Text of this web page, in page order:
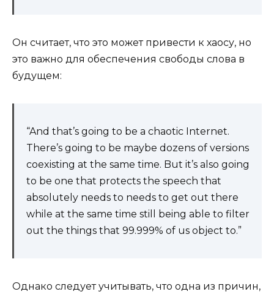
Он считает, что это может привести к хаосу, но
это важно для обеспечения свободы слова в
будущем:
“And that’s going to be a chaotic Internet.
There’s going to be maybe dozens of versions
coexisting at the same time. But it’s also going
to be one that protects the speech that
absolutely needs to needs to get out there
while at the same time still being able to filter
out the things that 99.999% of us object to.”
Однако следует учитывать, что одна из причин,